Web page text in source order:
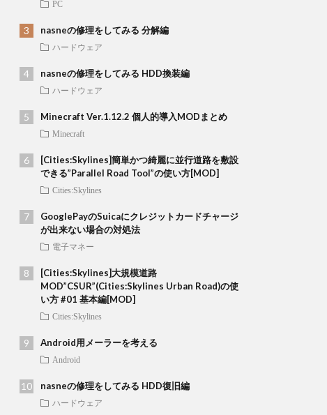
PC
nasneの修理をしてみる 分解編
ハードウェア
nasneの修理をしてみる HDD換装編
ハードウェア
Minecraft Ver.1.12.2 個人的導入MODまとめ
Minecraft
[Cities:Skylines]簡単かつ綺麗に並行道路を敷設
できる”Parallel Road Tool”の使い方[MOD]
Cities:Skylines
GooglePayのSuicaにクレジットカードチャージ
が出来ない場合の対処法
電子マネー
[Cities:Skylines]大規模道路
MOD”CSUR”(Cities:Skylines Urban Road)の使
い方 #01 基本編[MOD]
Cities:Skylines
Android用メーラーを考える
Android
nasneの修理をしてみる HDD復旧編
ハードウェア